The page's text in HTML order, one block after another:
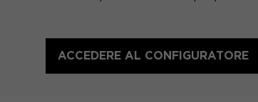
ACCEDERE AL CONFIGURATORE